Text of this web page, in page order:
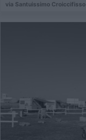
via Santuissimo Croiccifisso